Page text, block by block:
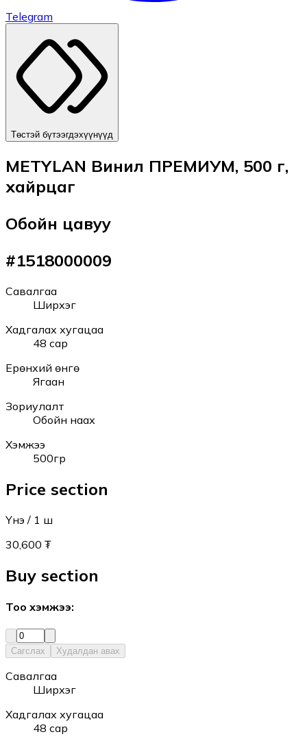
Telegram
Төстэй бүтээгдэхүүнүүд
METYLAN Винил ПРЕМИУМ, 500 г,
хайрцаг
Обойн цавуу
#1518000009
Савалгаа
Ширхэг
Хадгалах хугацаа
48 сар
Ерөнхий өнгө
Ягаан
Зориулалт
Обойн наах
Хэмжээ
500гр
Price section
Үнэ / 1 ш
30,600 ₮
Buy section
Тоо хэмжээ:
Сагслах Худалдан авах
Савалгаа
Ширхэг
Хадгалах хугацаа
48 сар